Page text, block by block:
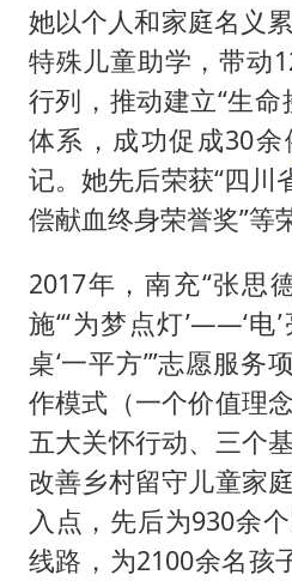
她以个人和家庭名义
特殊儿童助学，带动
行列，推动建立“生
体系，成功促成30
记。她先后荣获“四川
偿献血终身荣誉奖”等
2017年，南充“张思
施“‘为梦点灯’——‘电
桌‘一平方’”志愿服务
作模式（一个价值理
五大关怀行动、三个
改善乡村留守儿童家
入点，先后为930余
线路，为2100余名孩